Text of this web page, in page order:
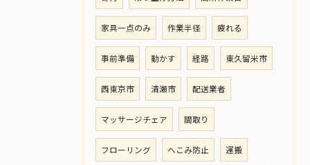
家具一点のみ 作業半径 疲れる
事前準備 動かす 経路 東久留米市
西東京市 清瀬市 配送業者
マッサージチェア 間取り
フローリング へこみ防止 運搬